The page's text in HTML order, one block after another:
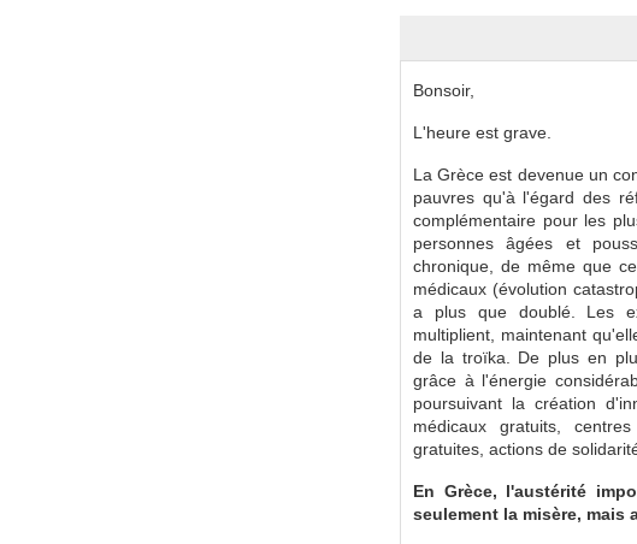
Bonsoir,
L'heure est grave.
La Grèce est devenue un
pauvres qu'à l'égard des
complémentaire pour les
personnes âgées et
chronique, de même que
médicaux (évolution
a plus que doublé. Les
multiplient, maintenant
de la troïka. De plus en
grâce à l'énergie
poursuivant la création
médicaux gratuits,
gratuites, actions de
En Grèce, l'austérité
seulement la misère, mais